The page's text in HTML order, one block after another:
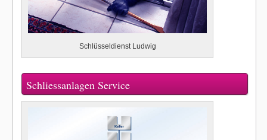
Schlüsseldienst Ludwig
Schliessanlagen Service